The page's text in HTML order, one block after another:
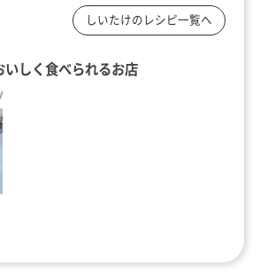
しいたけのレシピ一覧へ
いしく食べられるお店